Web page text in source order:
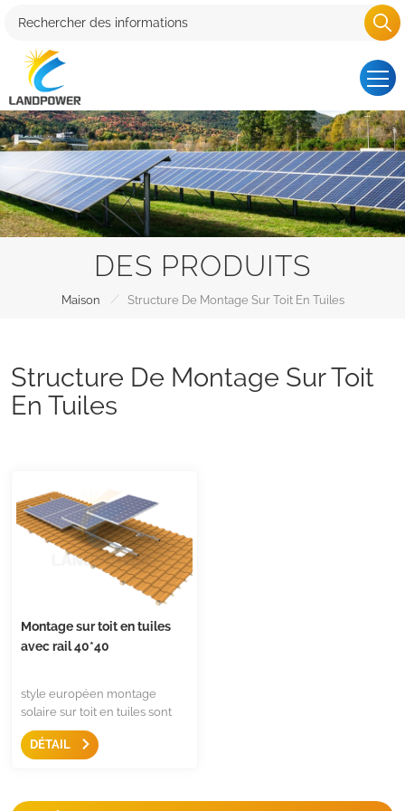
DES PRODUITS
Maison / Structure De Montage Sur Toit En Tuiles
Structure De Montage Sur Toit
En Tuiles
Montage sur toit en tuiles
avec rail 40*40
style européen montage
solaire sur toit en tuiles sont
avec rail de montage
40*40mm, avec pince
réglable, adapté à la plupart
DÉTAIL